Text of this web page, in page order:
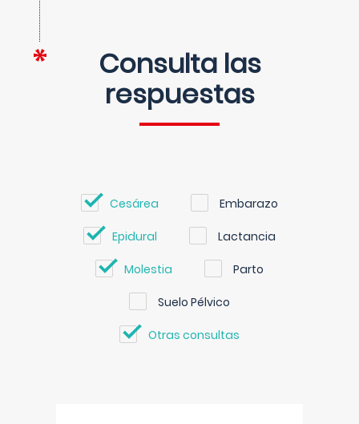
Consulta las
respuestas
Cesárea Embarazo
Epidural Lactancia
Molestia Parto
Suelo Pélvico
Otras consultas